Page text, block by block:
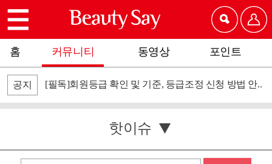
홈 커뮤니티 동영상 포인트
공지 [필독]회원등급 확인 및 기준, 등급조정 신청 방법 안..
핫이슈